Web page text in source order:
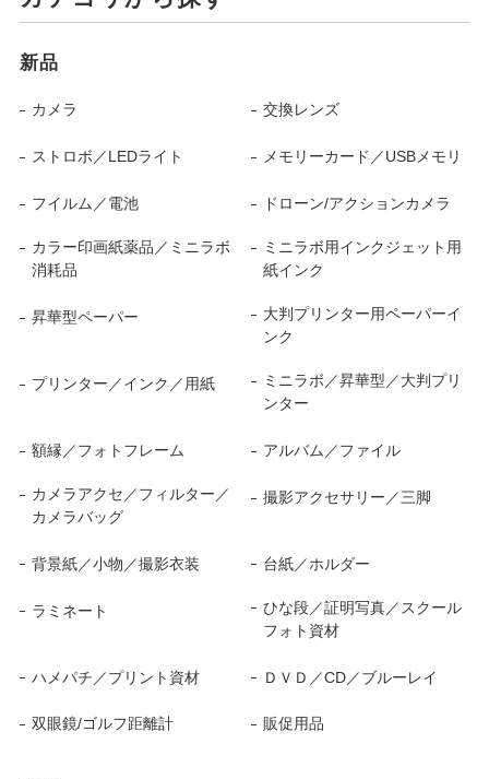
新品
カメラ 交換レンズ
ストロボ／LEDライト メモリーカード／USBメモリ
フイルム／電池 ドローン/アクションカメラ
カラー印画紙薬品／ミニラボ
消耗品
ミニラボ用インクジェット用
紙インク
昇華型ペーパー
大判プリンター用ペーパーイ
ンク
プリンター／インク／用紙
ミニラボ／昇華型／大判プリ
ンター
額縁／フォトフレーム アルバム／ファイル
カメラアクセ／フィルター／
カメラバッグ
撮影アクセサリー／三脚
背景紙／小物／撮影衣装 台紙／ホルダー
ラミネート
ひな段／証明写真／スクール
フォト資材
ハメパチ／プリント資材 ＤＶＤ／CD／ブルーレイ
双眼鏡/ゴルフ距離計 販促用品